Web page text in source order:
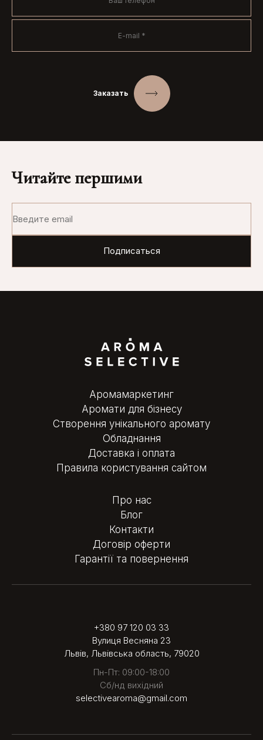
Заказать
Читайте першими
Аромамаркетинг
Аромати для бізнесу
Створення унікального аромату
Обладнання
Доставка і оплата
Правила користування сайтом
Про нас
Блог
Контакти
Договір оферти
Гарантії та повернення
+380 97 120 03 33
Вулиця Весняна 23
Львів, Львівська область, 79020
Пн-Пт: 09:00-18:00
Сб/нд вихідний
selectivearoma@gmail.com